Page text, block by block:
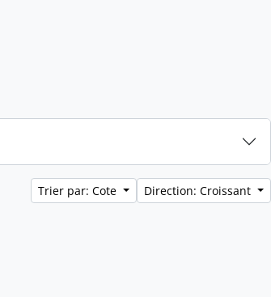
Trier par: Cote Direction: Croissant